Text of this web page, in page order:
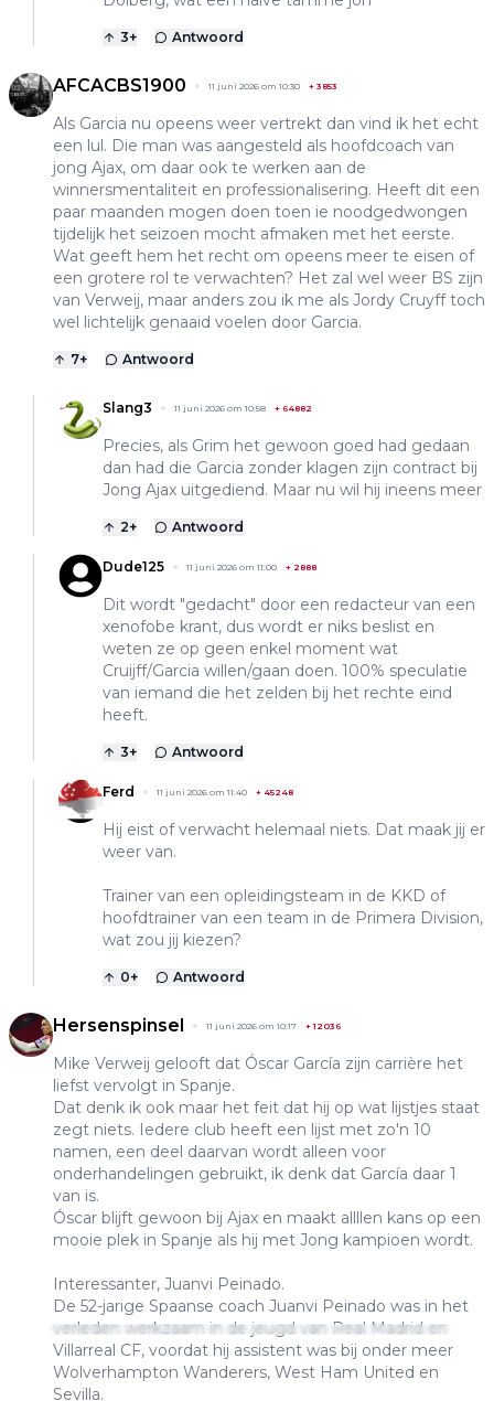
3+ Antwoord
AFCACBS1900 11 juni 2026 om 10:30 + 3853
Als Garcia nu opeens weer vertrekt dan vind ik het echt
een lul. Die man was aangesteld als hoofdcoach van
jong Ajax, om daar ook te werken aan de
winnersmentaliteit en professionalisering. Heeft dit een
paar maanden mogen doen toen ie noodgedwongen
tijdelijk het seizoen mocht afmaken met het eerste.
Wat geeft hem het recht om opeens meer te eisen of
een grotere rol te verwachten? Het zal wel weer BS zijn
van Verweij, maar anders zou ik me als Jordy Cruyff toch
wel lichtelijk genaaid voelen door Garcia.
7+ Antwoord
Slang3 11 juni 2026 om 10:58 + 64882
Precies, als Grim het gewoon goed had gedaan
dan had die Garcia zonder klagen zijn contract bij
Jong Ajax uitgediend. Maar nu wil hij ineens meer
2+ Antwoord
Dude125 11 juni 2026 om 11:00 + 2888
Dit wordt "gedacht" door een redacteur van een
xenofobe krant, dus wordt er niks beslist en
weten ze op geen enkel moment wat
Cruijff/Garcia willen/gaan doen. 100% speculatie
van iemand die het zelden bij het rechte eind
heeft.
3+ Antwoord
Ferd 11 juni 2026 om 11:40 + 45248
Hij eist of verwacht helemaal niets. Dat maak jij er
weer van.
Trainer van een opleidingsteam in de KKD of
hoofdtrainer van een team in de Primera Division,
wat zou jij kiezen?
0+ Antwoord
Hersenspinsel 11 juni 2026 om 10:17 +12036
Mike Verweij gelooft dat Óscar García zijn carrière het
liefst vervolgt in Spanje.
Dat denk ik ook maar het feit dat hij op wat lijstjes staat
zegt niets. Iedere club heeft een lijst met zo'n 10
namen, een deel daarvan wordt alleen voor
onderhandelingen gebruikt, ik denk dat García daar 1
van is.
Óscar blijft gewoon bij Ajax en maakt allllen kans op een
mooie plek in Spanje als hij met Jong kampioen wordt.
Interessanter, Juanvi Peinado.
De 52-jarige Spaanse coach Juanvi Peinado was in het
verleden werkzaam in de jeugd van Real Madrid en
Villarreal CF, voordat hij assistent was bij onder meer
Wolverhampton Wanderers, West Ham United en
Sevilla.